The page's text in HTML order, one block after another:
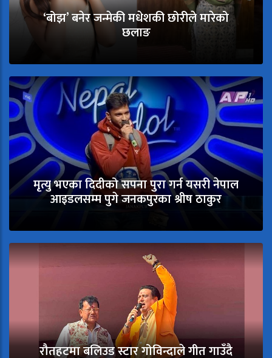
‘बोझ’ बनेर जन्मेकी मधेशकी छोरीले मारेको
छलाङ
मृत्यु भएका दिदीको सपना पुरा गर्न यसरी नेपाल
आइडलसम्म पुगे जनकपुरका श्रीष ठाकुर
रौतहटमा बलिउड स्टार गोविन्दाले गीत गाउँदै